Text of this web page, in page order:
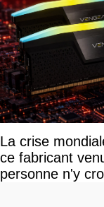
La crise
ce fabricant
personne n'y